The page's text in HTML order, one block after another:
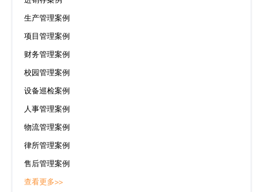
生产管理案例
项目管理案例
财务管理案例
校园管理案例
设备巡检案例
人事管理案例
物流管理案例
律所管理案例
售后管理案例
查看更多>>